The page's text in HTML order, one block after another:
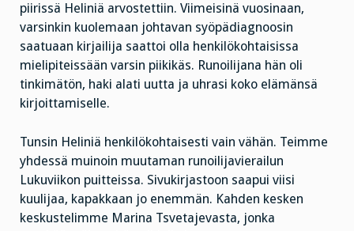
piirissä Heliniä arvostettiin. Viimeisinä vuosinaan,
varsinkin kuolemaan johtavan syöpädiagnoosin
saatuaan kirjailija saattoi olla henkilökohtaisissa
mielipiteissään varsin piikikäs. Runoilijana hän oli
tinkimätön, haki alati uutta ja uhrasi koko elämänsä
kirjoittamiselle.
Tunsin Heliniä henkilökohtaisesti vain vähän. Teimme
yhdessä muinoin muutaman runoilijavierailun
Lukuviikon puitteissa. Sivukirjastoon saapui viisi
kuulijaa, kapakkaan jo enemmän. Kahden kesken
keskustelimme Marina Tsvetajevasta, jonka